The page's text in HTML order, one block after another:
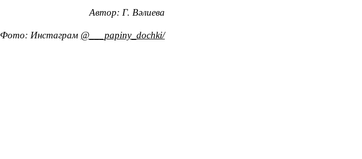
Автор: Г. Вәлиева
Фото: Инстаграм @___papiny_dochki/